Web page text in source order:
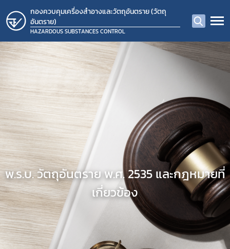
กองควบคุมเครื่องสำอางและวัตถุอันตราย (วัตถุ
อันตราย)
HAZARDOUS SUBSTANCES CONTROL
พ.ร.บ. วัตถุอันตราย พ.ศ. 2535 และกฎหมายที่
เกี่ยวข้อง